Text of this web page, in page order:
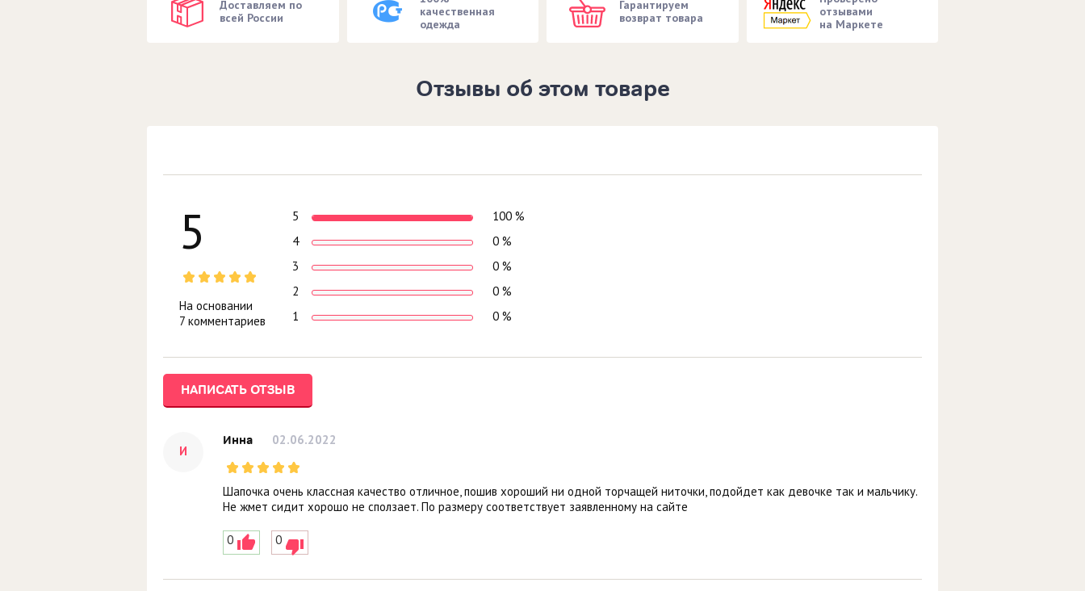
Доставляем по
всей России
качественная
одежда
Гарантируем
возврат товара
отзывами
на Маркете
Отзывы об этом товаре
5
На основании
7 комментариев
5
100 %
4
0 %
3
0 %
2
0 %
1
0 %
НАПИСАТЬ ОТЗЫВ
И
Инна 02.06.2022
Шапочка очень классная качество отличное, пошив хороший ни одной торчащей ниточки, подойдет как девочке так и мальчику.
Не жмет сидит хорошо не сползает. По размеру соответствует заявленному на сайте
0 0